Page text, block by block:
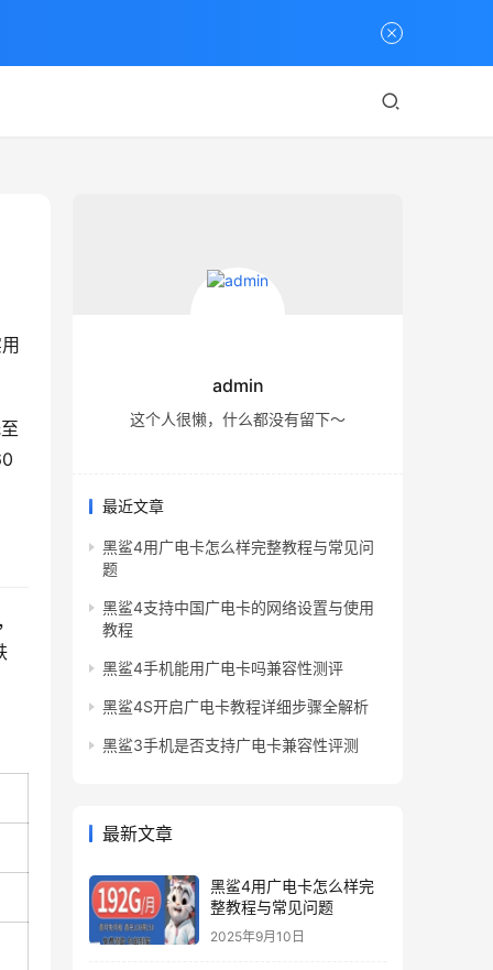
admin
这个人很懒，什么都没有留下～
最近文章
黑鲨4用广电卡怎么样完整教程与常见问
题
黑鲨4支持中国广电卡的网络设置与使用
教程
黑鲨4手机能用广电卡吗兼容性测评
黑鲨4S开启广电卡教程详细步骤全解析
黑鲨3手机是否支持广电卡兼容性评测
最新文章
黑鲨4用广电卡怎么样完
整教程与常见问题
2025年9月10日